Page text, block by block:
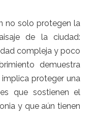
no solo protegen la
de la ciudad:
compleja y poco
demuestra
proteger una
que sostienen el
y que aún tienen